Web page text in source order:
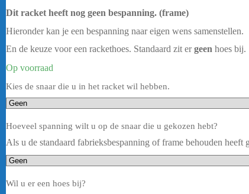
Dit racket heeft nog geen bespanning. (frame)
Hieronder kan je een bespanning naar eigen wens samenstellen.
En de keuze voor een rackethoes. Standaard zit ergeen hoes bij.
Op voorraad
Kies de snaar die u in het racket wil hebben.
Hoeveel spanning wilt u op de snaar die u gekozen hebt?
Als u de standaard fabrieksbespanning of frame behouden
Wil u er een hoes bij?